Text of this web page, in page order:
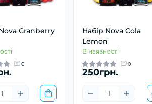
Cranberry
0
Набір Nova Cola
Lemon
В наявності
0
250грн.